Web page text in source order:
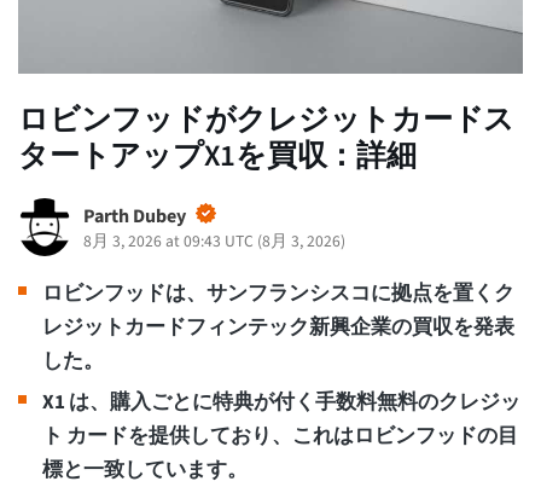
ロビンフッドがクレジットカードス
タートアップX1を買収：詳細
Parth Dubey
8月 3, 2026 at 09:43 UTC (8月 3, 2026)
ロビンフッドは、サンフランシスコに拠点を置くク
レジットカードフィンテック新興企業の買収を発表
した。
X1 は、購入ごとに特典が付く手数料無料のクレジッ
ト カードを提供しており、これはロビンフッドの目
標と一致しています。